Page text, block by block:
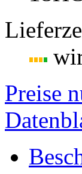
Preise